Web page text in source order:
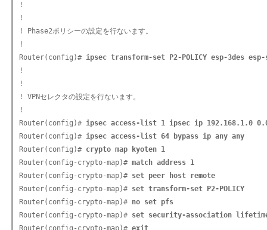
!
!
! Phase2ポリシーの設定を行ないます。
!
Router(config)# ipsec transform-set P2-POLICY esp-3des esp-
!
!
! VPNセレクタの設定を行ないます。
!
Router(config)# ipsec access-list 1 ipsec ip 192.168.1.0
Router(config)# ipsec access-list 64 bypass ip any any
Router(config)# crypto map kyoten 1
Router(config-crypto-map)# match address 1
Router(config-crypto-map)# set peer host remote
Router(config-crypto-map)# set transform-set P2-POLICY
Router(config-crypto-map)# no set pfs
Router(config-crypto-map)# set security-association lifetime
Router(config-crypto-map)# exit